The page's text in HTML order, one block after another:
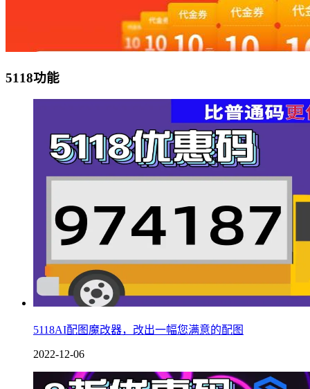
5118功能
5118AI配图魔改器，改出一幅您满意的配图
2022-12-06